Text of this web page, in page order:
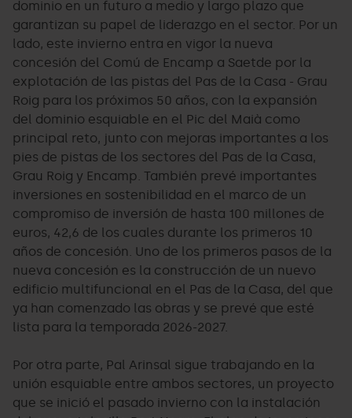
dominio en un futuro a medio y largo plazo que
garantizan su papel de liderazgo en el sector. Por un
lado, este invierno entra en vigor la nueva
concesión del Comú de Encamp a Saetde por la
explotación de las pistas del Pas de la Casa - Grau
Roig para los próximos 50 años, con la expansión
del dominio esquiable en el Pic del Maià como
principal reto, junto con mejoras importantes a los
pies de pistas de los sectores del Pas de la Casa,
Grau Roig y Encamp. También prevé importantes
inversiones en sostenibilidad en el marco de un
compromiso de inversión de hasta 100 millones de
euros, 42,6 de los cuales durante los primeros 10
años de concesión. Uno de los primeros pasos de la
nueva concesión es la construcción de un nuevo
edificio multifuncional en el Pas de la Casa, del que
ya han comenzado las obras y se prevé que esté
lista para la temporada 2026-2027.
Por otra parte, Pal Arinsal sigue trabajando en la
unión esquiable entre ambos sectores, un proyecto
que se inició el pasado invierno con la instalación